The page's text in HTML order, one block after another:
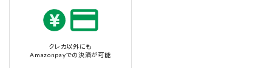
クレカ以外にも
Amazonpayでの決済が可能